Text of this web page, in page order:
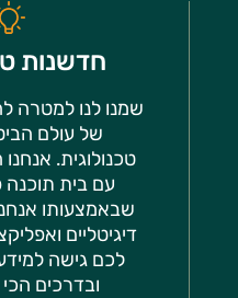
חדשנות
שמנו לנו למטרה
של עולם
טכנולוגית.
עם בית תוכנה
שבאמצעותו
דיגיטליים
לכם גישה
ובדרכים